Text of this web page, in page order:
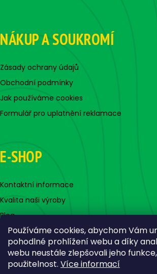
Používáme cookies, abychom Vám
pohodlné prohlížení webu a díky
webu neustále zlepšovali jeho
použitelnost. Více informací
NÁKUP A SOUKROMÍ
Zásady ochrany údajů
Obchodní podmínky
Jak používáme cookies
Formulář pro uplatnění reklamace
E-SHOP
Kontaktní informace
Kvalita naši výroby
Blog